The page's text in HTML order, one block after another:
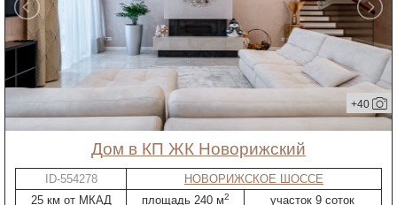
+40
дом в КП ЖК Новорижский
ID-554278
НОВОРИЖСКОЕ ШОССЕ
25 км от МКАД
площадь 240 м2 участок 9 соток